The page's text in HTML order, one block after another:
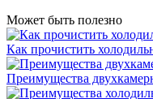
Может быть полезно
Как прочистить
Преимущества